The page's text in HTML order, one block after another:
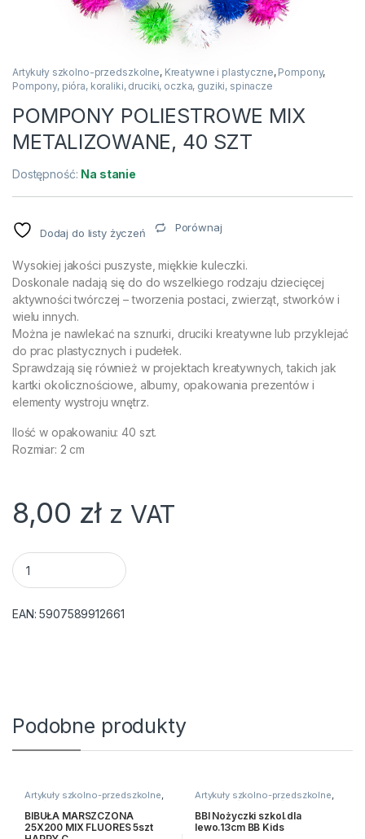
Artykuły szkolno-przedszkolne, Kreatywne i plastyczne, Pompony,
Pompony, pióra, koraliki, druciki, oczka, guziki, spinacze
POMPONY POLIESTROWE MIX
METALIZOWANE, 40 SZT
Dostępność: Na stanie
Dodaj do listy życzeń Porównaj
Wysokiej jakości puszyste, miękkie kuleczki.
Doskonale nadają się do do wszelkiego rodzaju dziecięcej
aktywności twórczej – tworzenia postaci, zwierząt, stworków i
wielu innych.
Można je nawlekać na sznurki, druciki kreatywne lub przyklejać
do prac plastycznych i pudełek.
Sprawdzają się również w projektach kreatywnych, takich jak
kartki okolicznościowe, albumy, opakowania prezentów i
elementy wystroju wnętrz.
Ilość w opakowaniu: 40 szt.
Rozmiar: 2 cm
8,00 zł z VAT
POMPONY POLIESTROWE MIX METALIZOWANE, 40 SZT
EAN:5907589912661
Podobne produkty
Artykuły szkolno-przedszkolne,
plastyczne
BIBUŁA MARSZCZONA
25X200 MIX FLUORES 5szt
Artykuły szkolno-przedszkolne,
Kleje i nożyczki Nożyczki
BBI Nożyczki szkol.dla
lewo.13cm BB Kids